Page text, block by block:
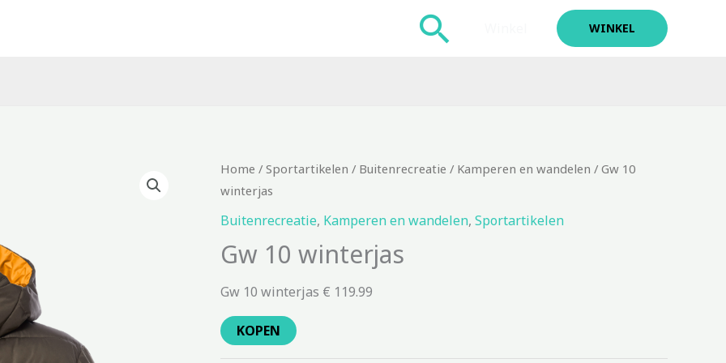
Zoeken WINKEL
Home / Sportartikelen / Buitenrecreatie / Kamperen en wandelen / Gw 10
winterjas
Buitenrecreatie, Kamperen en wandelen, Sportartikelen
Gw 10 winterjas
Gw 10 winterjas € 119.99
KOPEN